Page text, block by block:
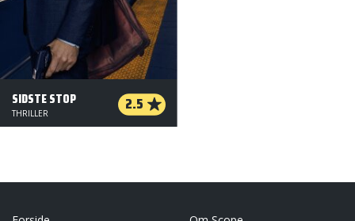
SIDSTE STOP 2.5
THRILLER